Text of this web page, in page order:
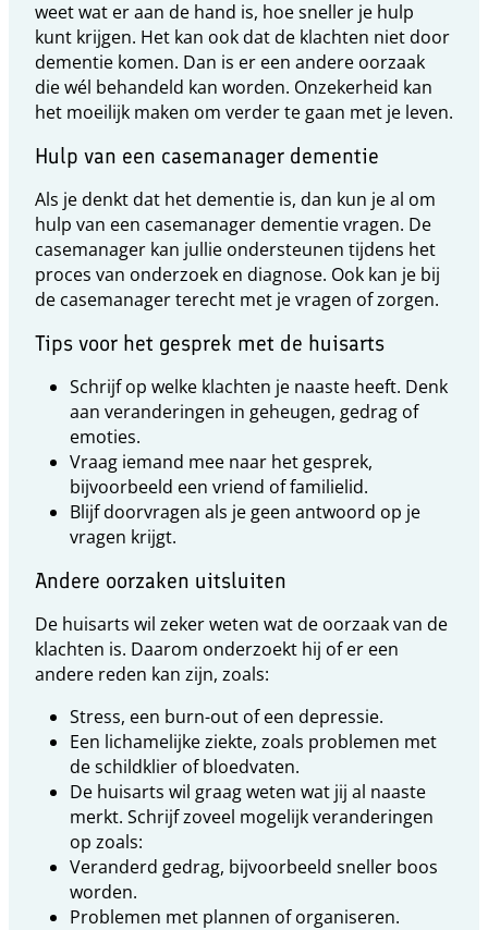
weet wat er aan de hand is, hoe sneller je hulp
kunt krijgen. Het kan ook dat de klachten niet door
dementie komen. Dan is er een andere oorzaak
die wél behandeld kan worden. Onzekerheid kan
het moeilijk maken om verder te gaan met je leven.
Hulp van een casemanager dementie
Als je denkt dat het dementie is, dan kun je al om
hulp van een casemanager dementie vragen. De
casemanager kan jullie ondersteunen tijdens het
proces van onderzoek en diagnose. Ook kan je bij
de casemanager terecht met je vragen of zorgen.
Tips voor het gesprek met de huisarts
Schrijf op welke klachten je naaste heeft. Denk
aan veranderingen in geheugen, gedrag of
emoties.
Vraag iemand mee naar het gesprek,
bijvoorbeeld een vriend of familielid.
Blijf doorvragen als je geen antwoord op je
vragen krijgt.
Andere oorzaken uitsluiten
De huisarts wil zeker weten wat de oorzaak van de
klachten is. Daarom onderzoekt hij of er een
andere reden kan zijn, zoals:
Stress, een burn-out of een depressie.
Een lichamelijke ziekte, zoals problemen met
de schildklier of bloedvaten.
De huisarts wil graag weten wat jij al naaste
merkt. Schrijf zoveel mogelijk veranderingen
op zoals:
Veranderd gedrag, bijvoorbeeld sneller boos
worden.
Problemen met plannen of organiseren.